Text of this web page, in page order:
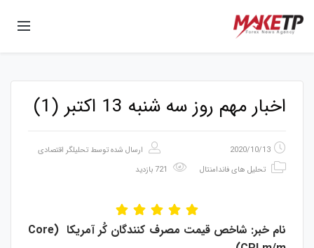
اخبار مهم روز سه شنبه 13 اکتبر (1)
2020/10/13 ارسال شده توسط تحلیلگر اقتصادی
تحلیل های فاندامنتال
نام خبر: شاخص قیمت مصرف کنندگان کُر آمریکا (
Core